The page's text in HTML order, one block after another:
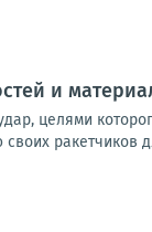
и
целями
ракетчиков